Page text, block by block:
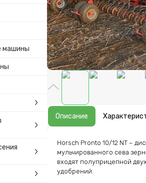
машины
Описание
Horsch Pronto 10/12 NT –
мульчированного сева
входят полуприцепной
удобрений.